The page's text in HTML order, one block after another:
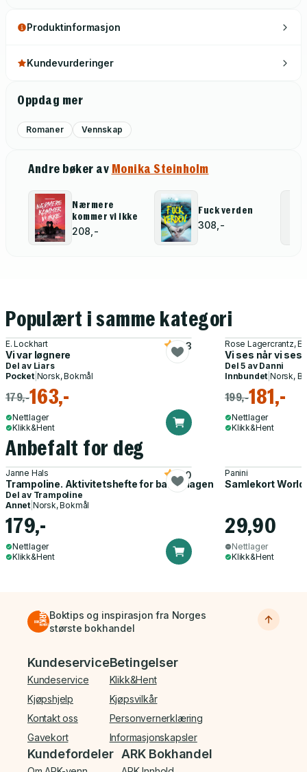
Produktinformasjon
Kundevurderinger
Oppdag mer
Romaner Vennskap
Andre bøker av Monika Steinholm
Nærmere
kommer vi ikke
208,-
Fuck verden
308,-
Populært i samme kategori
E. Lockhart
Vi var løgnere
4.3
Del av Liars
Pocket| Norsk, Bokmål
179,-163,-
Nettlager
Klikk&Hent
Rose Lagercrantz,
Vi ses når vi ses
Del 5 av Danni
Innbundet Norsk,
199,-181,-
Nettlager
Klikk&Hent
Anbefalt for deg
Janne Hals
Trampoline. Aktivitetshefte for barnehagen
5.0
Del av Trampoline
Annet Norsk, Bokmål
179,-
Nettlager
Klikk&Hent
Panini
Samlekort
29,90
Nettlager
Klikk&Hent
Boktips og inspirasjon fra Norges
største bokhandel
Bunnmeny
Kundeservice
Kundeservice
Kjøpshjelp
Kontakt oss
Gavekort
Betingelser
Klikk&Hent
Kjøpsvilkår
Personvernerklæring
Informasjonskapsler
Kundefordeler ARK Bokhandel